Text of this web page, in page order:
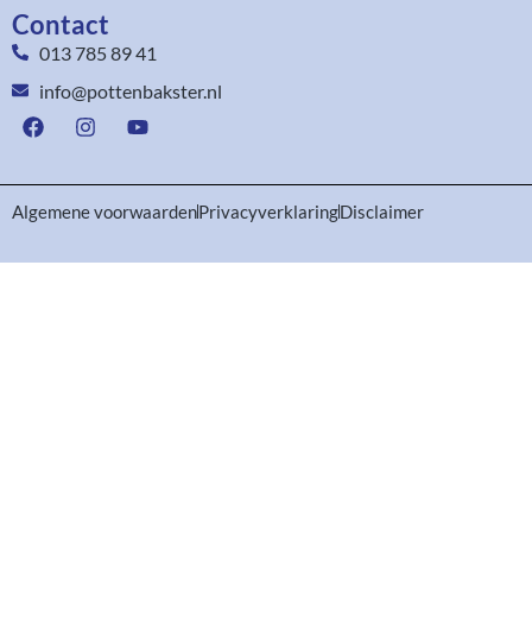
Contact
013 785 89 41
info@pottenbakster.nl
Algemene voorwaardenPrivacyverklaringDisclaimer